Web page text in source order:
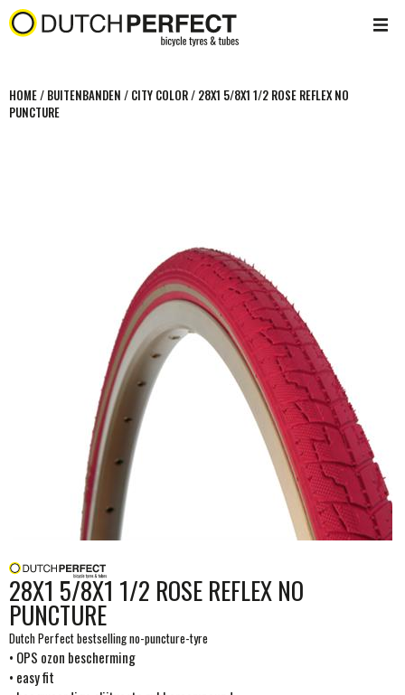
HOME/ BUITENBANDEN / CITY COLOR/ 28X1 5/8X1 1/2 ROSE REFLEX NO
PUNCTURE
28X1 5/8X1 1/2 ROSE REFLEX NO
PUNCTURE
Dutch Perfect bestselling no-puncture-tyre
• OPS ozon bescherming
• easy fit